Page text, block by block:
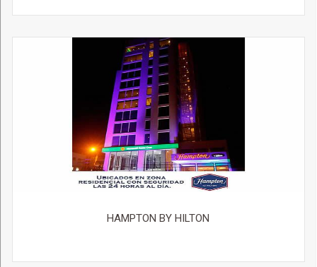
HAMPTON BY HILTON